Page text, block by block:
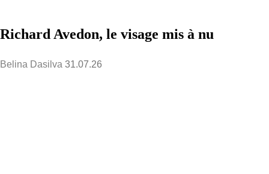
Richard Avedon, le visage mis à nu
Belina Dasilva 31.07.26